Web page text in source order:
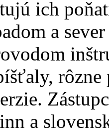
ich
a
a